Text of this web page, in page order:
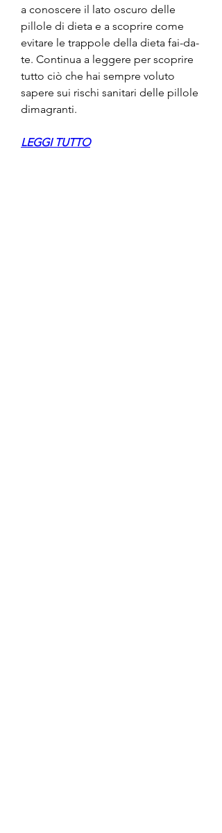
a conoscere il lato oscuro delle
pillole di dieta e a scoprire come
evitare le trappole della dieta fai-da-
te. Continua a leggere per scoprire
tutto ciò che hai sempre voluto
sapere sui rischi sanitari delle pillole
dimagranti.
LEGGI TUTTO